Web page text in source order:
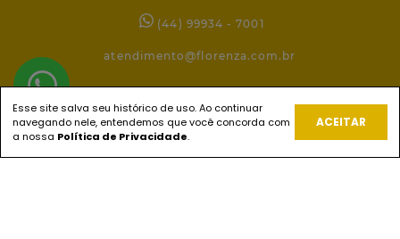
(44) 99934 - 7001
atendimento@florenza.com.br
REDES SOCIAIS
Esse site salva seu histórico de uso. Ao continuar
navegando nele, entendemos que você concorda com
a nossa Política de Privacidade.
ACEITAR